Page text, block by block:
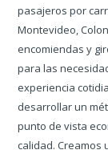
pasajeros por
Montevideo,
encomiendas y
para las
experiencia
desarrollar un
punto de vista
calidad. Creamos